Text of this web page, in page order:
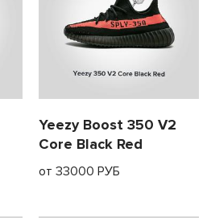
Yeezy Boost 350 V2
Core Black Red
от 33000 РУБ